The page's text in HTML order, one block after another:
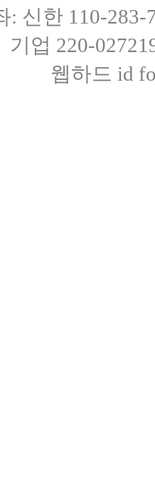
: 신한 110-
기업 220-
웹하드 id